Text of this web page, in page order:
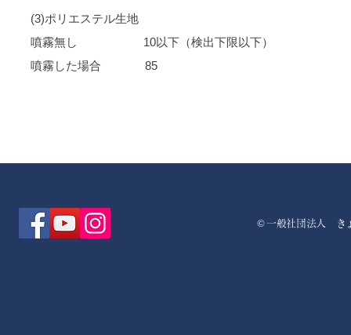
(3)ポリエステル生地
噴霧無し 10以下（検出下限以下）
噴霧した場合 85
©一般社団法人 き